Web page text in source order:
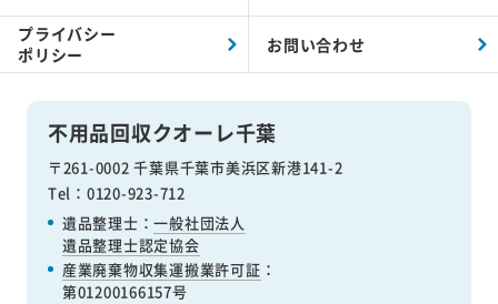
不用品回収クオーレ千葉
〒261-0002 千葉県千葉市美浜区新港141-2
Tel：0120-923-712
遺品整理士：一般社団法人
遺品整理士認定協会
産業廃棄物収集運搬業許可証 ：
第01200166157号
プライバシー
ポリシー
お問い合わせ